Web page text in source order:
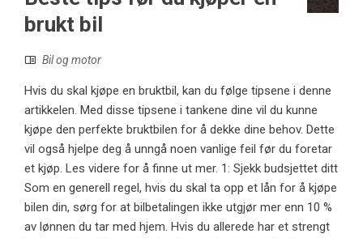
brukt bil
Bil og motor
Hvis du skal kjøpe en bruktbil, kan du følge tipsene i denne
artikkelen. Med disse tipsene i tankene dine vil du kunne
kjøpe den perfekte bruktbilen for å dekke dine behov. Dette
vil også hjelpe deg å unngå noen vanlige feil før du foretar
et kjøp. Les videre for å finne ut mer. 1: Sjekk budsjettet ditt
Som en generell regel, hvis du skal ta opp et lån for å kjøpe
bilen din, sørg for at bilbetalingen ikke utgjør mer enn 10 %
av lønnen du tar med hjem. Hvis du allerede har et strengt